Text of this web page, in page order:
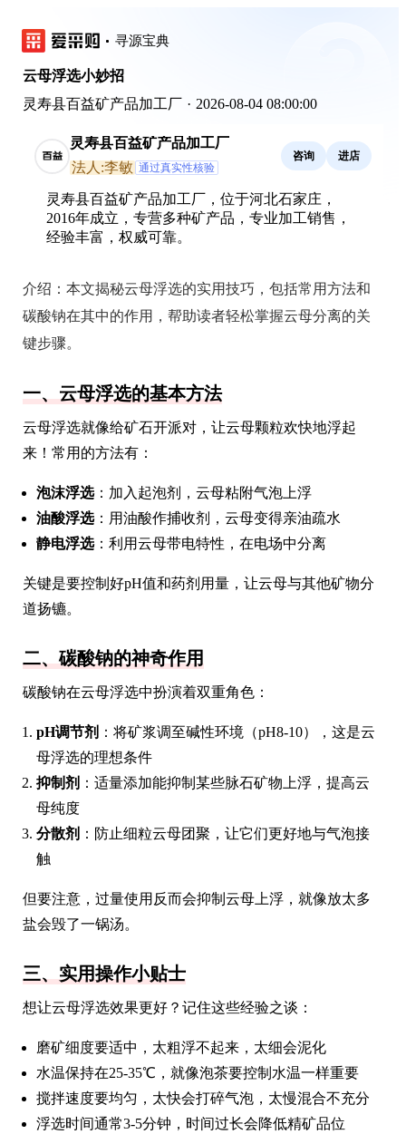
寻源宝典
云母浮选小妙招
灵寿县百益矿产品加工厂 · 2026-08-04 08:00:00
灵寿县百益矿产品加工厂
法人:李敏 通过真实性核验
咨询 进店
灵寿县百益矿产品加工厂，位于河北石家庄，
2016年成立，专营多种矿产品，专业加工销售，
经验丰富，权威可靠。
介绍： 本文揭秘云母浮选的实用技巧，包括常用方法和
碳酸钠在其中的作用，帮助读者轻松掌握云母分离的关
键步骤。
一、云母浮选的基本方法
云母浮选就像给矿石开派对，让云母颗粒欢快地浮起
来！常用的方法有：
泡沫浮选：加入起泡剂，云母粘附气泡上浮
油酸浮选：用油酸作捕收剂，云母变得亲油疏水
静电浮选：利用云母带电特性，在电场中分离
关键是要控制好pH值和药剂用量，让云母与其他矿物分
道扬镳。
二、碳酸钠的神奇作用
碳酸钠在云母浮选中扮演着双重角色：
pH调节剂 ：将矿浆调至碱性环境（pH8-10），这是云
母浮选的理想条件
抑制剂 ：适量添加能抑制某些脉石矿物上浮，提高云
母纯度
分散剂 ：防止细粒云母团聚，让它们更好地与气泡接
触
但要注意，过量使用反而会抑制云母上浮，就像放太多
盐会毁了一锅汤。
三、实用操作小贴士
想让云母浮选效果更好？记住这些经验之谈：
磨矿细度要适中，太粗浮不起来，太细会泥化
水温保持在25-35℃，就像泡茶要控制水温一样重要
搅拌速度要均匀，太快会打碎气泡，太慢混合不充分
浮选时间通常3-5分钟，时间过长会降低精矿品位